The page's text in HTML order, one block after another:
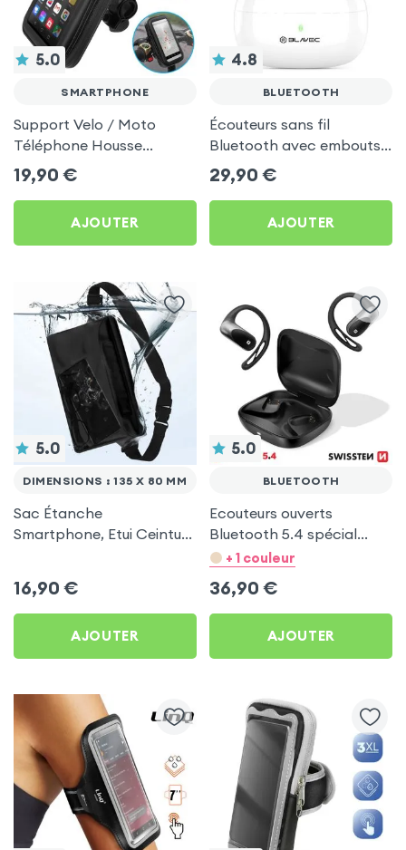
5.0
SMARTPHONE
Support Velo / Moto
Téléphone Housse
Etanche & Tactile,
Attache Guidon - Noir
19,90 €
AJOUTER
4.8
BLUETOOTH
Écouteurs sans fil
Bluetooth avec embouts
intra-auriculaires - Blanc
29,90 €
AJOUTER
5.0
DIMENSIONS : 135 X 80 MM
Sac Étanche
Smartphone, Etui Ceinture
16,90 €
AJOUTER
5.0
BLUETOOTH
Ecouteurs ouverts
Bluetooth 5.4 spécial
Sport et Running -
+ 1 couleur
36,90 €
AJOUTER